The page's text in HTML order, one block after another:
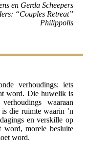
en Gerda Scheepers
“Couples Retreat”
Philippolis
verhoudings; iets
word. Die huwelik is
waaraan
die ruimte waarin ’n
en verskille op
word, morele besluite
word.